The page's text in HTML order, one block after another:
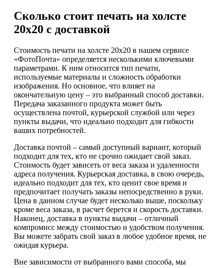
Сколько стоит печать на холсте
20х20 с доставкой
Стоимость печати на холсте 20х20 в нашем сервисе
«ФотоПочта» определяется несколькими ключевыми
параметрами. К ним относится тип печати,
используемые материалы и сложность обработки
изображения. Но основное, что влияет на
окончательную цену – это выбранный способ доставки.
Передача заказанного продукта может быть
осуществлена почтой, курьерской службой или через
пункты выдачи, что идеально подходит для гибкости
ваших потребностей.
Доставка почтой – самый доступный вариант, который
подходит для тех, кто не срочно ожидает свой заказ.
Стоимость будет зависеть от веса заказа и удаленности
адреса получения. Курьерская доставка, в свою очередь,
идеально подходит для тех, кто ценит свое время и
предпочитает получать заказы непосредственно в руки.
Цена в данном случае будет несколько выше, поскольку
кроме веса заказа, в расчет берется и скорость доставки.
Наконец, доставка в пункты выдачи – отличный
компромисс между стоимостью и удобством получения.
Вы можете забрать свой заказ в любое удобное время, не
ожидая курьера.
Вне зависимости от выбранного вами способа, мы